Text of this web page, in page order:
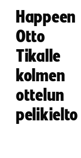
Happeen
Otto
Tikalle
kolmen
ottelun
pelikielto